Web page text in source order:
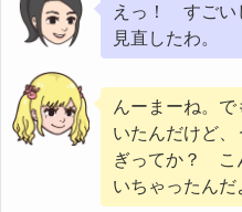
えっ！ すごい
見直したわ。
んーまーね。
いたんだけど
ぎってか？ こ
いちゃったんだ